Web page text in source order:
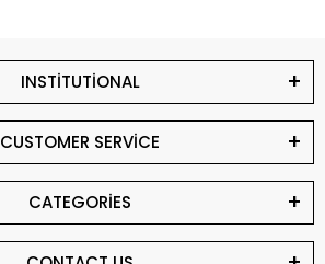
INSTİTUTİONAL
CUSTOMER SERVİCE
CATEGORİES